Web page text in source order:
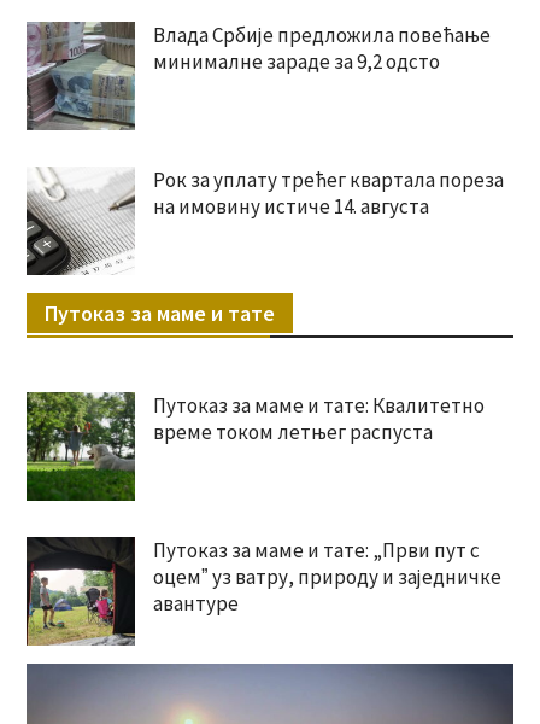
Влада Србије предложила повећање
минималне зараде за 9,2 одсто
Рок за уплату трећег квартала пореза
на имовину истиче 14. августа
Путоказ за маме и тате
Путоказ за маме и тате: Квалитетно
време током летњег распуста
Путоказ за маме и тате: „Први пут с
оцемˮ уз ватру, природу и заједничке
авантуре